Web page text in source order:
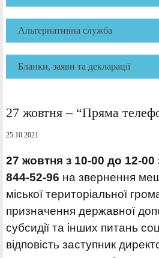
Альтернативна служба
Бланки, заяви та декларації
27 жовтня – “Пряма
25.10.2021
27 жовтня з 10-00 до 12-00
844-52-96 на звернення
міської територіальної
призначення державної
субсидії та інших питань
відповість заступник